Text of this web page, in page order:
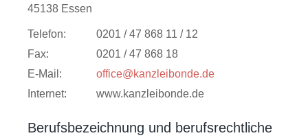
45138 Essen
Telefon:
0201 / 47 868 11 / 12
Fax:
0201 / 47 868 18
E-Mail:
office@kanzleibonde.de
Internet:
www.kanzleibonde.de
Berufsbezeichnung und berufsrechtliche